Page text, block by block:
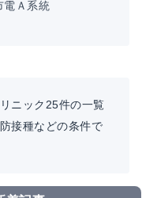
電Ａ系統
ニック25件の一覧
接種などの条件で